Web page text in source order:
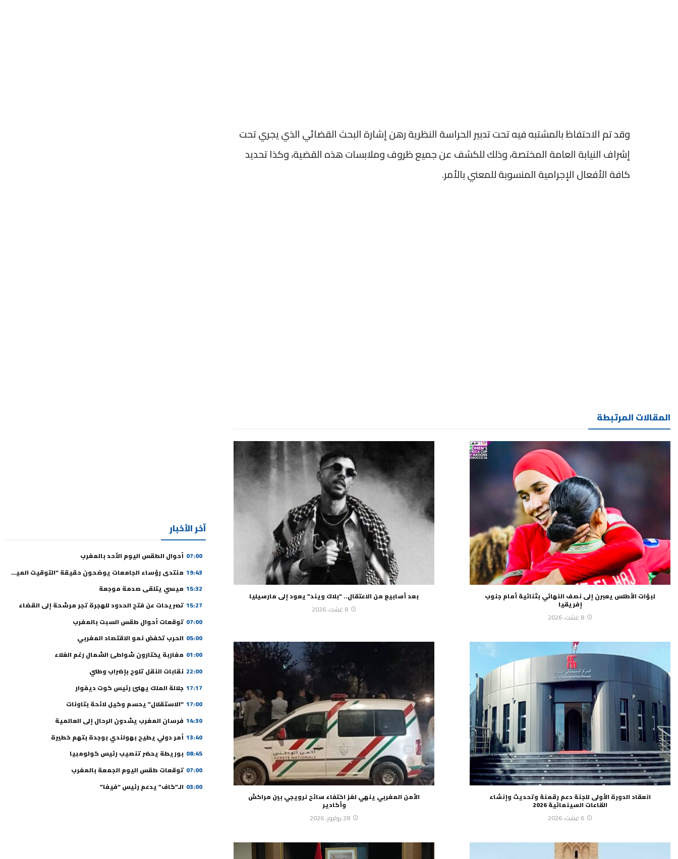
وقد تم الاحتفاظ بالمشتبه فيه تحت تدبير الحراسة النظرية رهن إشارة البحث القضائي الذي يجري تحت
إشراف النيابة العامة المختصة، وذلك للكشف عن جميع ظروف وملابسات هذه القضية، وكذا تحديد
كافة الأفعال الإجرامية المنسوبة للمعني بالأمر.
المقالات المرتبطة
لبؤات الأطلس يعبرن إلى نصف النهائي بثنائية أمام جنوب
إفريقيا
8 غشت، 2026
بعد أسابيع من الاعتقال.. “بلاك ويند” يعود إلى مارسيليا
8 غشت، 2026
انعقاد الدورة الأولى للجنة دعم رقمنة وتحديث وإنشاء
القاعات السينمائية 2026
6 غشت، 2026
الأمن المغربي ينهي لغز اختفاء سائح نرويجي بين مراكش
وأكادير
28 يوليوز، 2026
آخر الأخبار
07:00 أحوال الطقس اليوم الأحد بالمغرب
19:43 منتدى رؤساء الجامعات يوضحون حقيقة “التوقيت الميسر” ورسوم التسجيل
15:32 ميسي يتلقى صدمة موجعة
15:27 تصريحات عن فتح الحدود للهجرة تجر مرشحة إلى القضاء
07:00 توقعات أحوال طقس السبت بالمغرب
05:00 الحرب تخفض نمو الاقتصاد المغربي
01:00 مغاربة يختارون شواطئ الشمال رغم الغلاء
22:00 نقابات النقل تلوح بإضراب وطني
17:17 جلالة الملك يهنئ رئيس كوت ديفوار
17:00 “الاستقلال” يحسم وكيل لائحة بتاونات
14:30 فرسان المغرب يشدون الرحال إلى العالمية
13:40 أمر دولي يطيح بهولندي بوجدة بتهم خطيرة
08:45 بوريطة يحضر تنصيب رئيس كولومبيا
07:00 توقعات طقس اليوم الجمعة بالمغرب
03:00 الـ”كاف” يدعم رئيس “فيفا”